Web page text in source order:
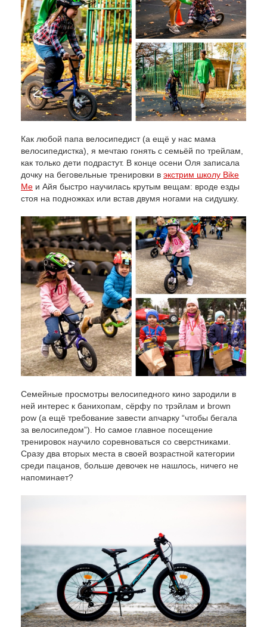
Как любой папа велосипедист (а ещё у нас мама
велосипедистка), я мечтаю гонять с семьёй по трейлам,
как только дети подрастут. В конце осени Оля записала
дочку на беговельные тренировки в экстрим школу Bike
Me и Айя быстро научилась крутым вещам: вроде езды
стоя на подножках или встав двумя ногами на сидушку.
Семейные просмотры велосипедного кино зародили в
ней интерес к банихопам, сёрфу по трэйлам и brown
pow (а ещё требование завести апчарку “чтобы бегала
за велосипедом”). Но самое главное посещение
тренировок научило соревноваться со сверстниками.
Сразу два вторых места в своей возрастной категории
среди пацанов, больше девочек не нашлось, ничего не
напоминает?